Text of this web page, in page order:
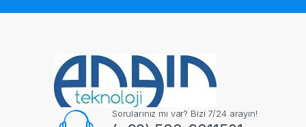
Sorularınız mı var? Bizi 7/24 arayın!